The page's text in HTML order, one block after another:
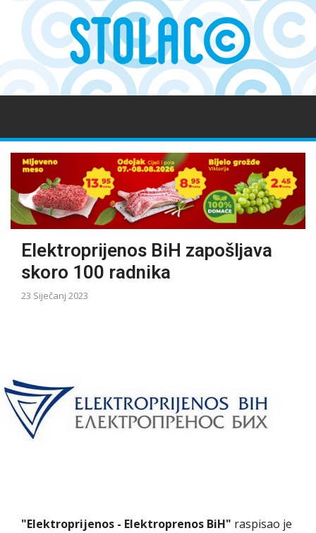
Elektroprijenos BiH zapošljava
skoro 100 radnika
23 Siječanj 2023
"Elektroprijenos - Elektroprenos BiH" raspisao je